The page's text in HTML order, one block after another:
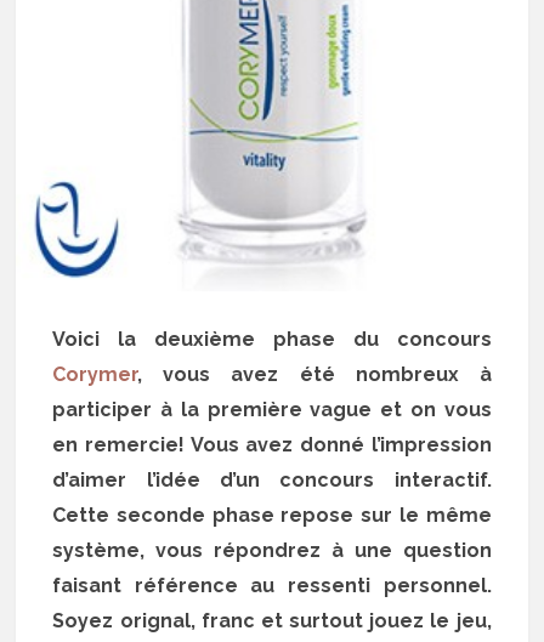
Voici la deuxième phase du concours
Corymer, vous avez été nombreux à
participer à la première vague et on vous
en remercie! Vous avez donné l’impression
d’aimer l’idée d’un concours interactif.
Cette seconde phase repose sur le même
système, vous répondrez à une question
faisant référence au ressenti personnel.
Soyez orignal, franc et surtout jouez le jeu,